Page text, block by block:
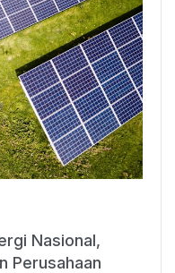
Nasional,
Perusahaan